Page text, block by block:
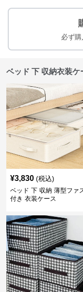
必ず購
ベッド 下 収納衣装
¥3,830 (税込)
ベッド 下 収納 薄型ファ
付き 衣装ケース